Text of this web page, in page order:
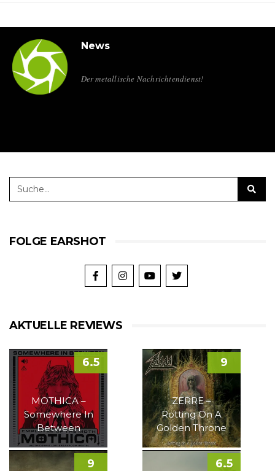
News
Der metallische Nachrichtendienst!
FOLGE EARSHOT
AKTUELLE REVIEWS
MOTHICA –
Somewhere In
Between
6.5
ZERRE –
Rotting On A
Golden Throne
9
9 6.5